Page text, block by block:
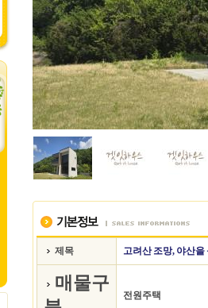
제목 고려산 조망, 야산
매물구
전원주택